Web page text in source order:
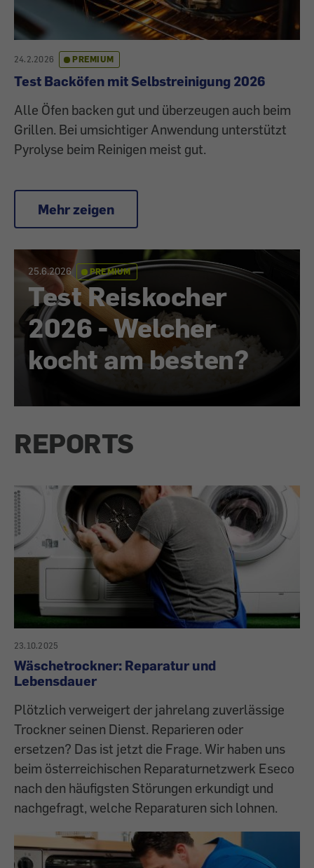
24.2.2026 PREMIUM
Test Backöfen mit Selbstreinigung 2026
Alle Öfen backen gut und überzeugen auch beim
Grillen. Bei umsichtiger Anwendung unterstützt
Pyrolyse beim Reinigen meist gut.
Mehr zeigen
25.6.2026 PREMIUM
Test Reiskocher
2026 - Welcher
kocht am besten?
REPORTS
23.10.2025
Wäschetrockner: Reparatur und
Lebensdauer
Plötzlich verweigert der jahrelang zuverlässige
Trockner seinen Dienst. Reparieren oder
ersetzen? Das ist jetzt die Frage. Wir haben uns
beim österreichischen Reparaturnetzwerk Eseco
nach den häufigsten Störungen erkundigt und
nachgefragt, welche Reparaturen sich lohnen.